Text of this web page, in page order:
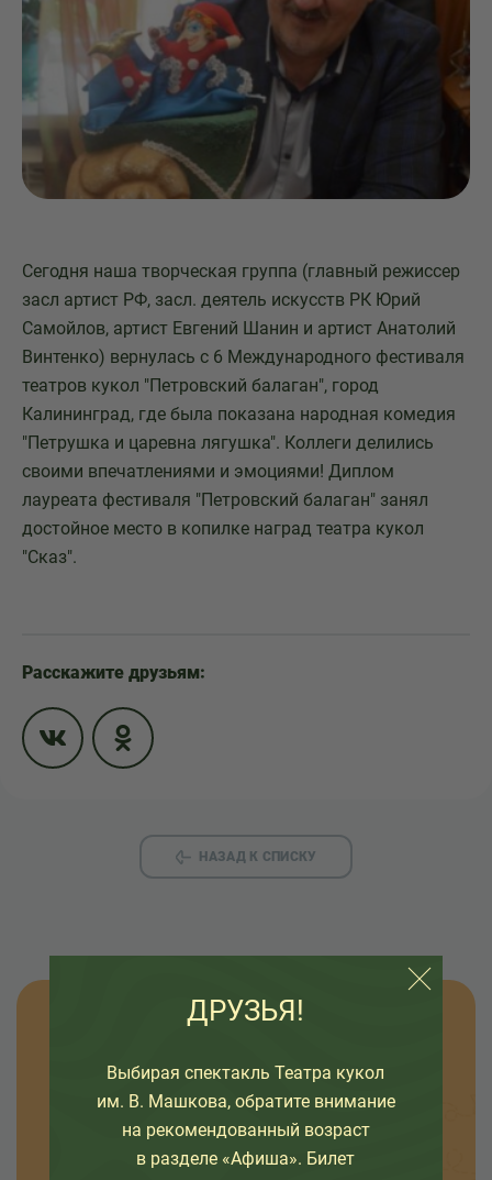
Сегодня наша творческая группа (главный режиссер
засл артист РФ, засл. деятель искусств РК Юрий
Самойлов, артист Евгений Шанин и артист Анатолий
Винтенко) вернулась с 6 Международного фестиваля
театров кукол "Петровский балаган", город
Калининград, где была показана народная комедия
"Петрушка и царевна лягушка". Коллеги делились
своими впечатлениями и эмоциями! Диплом
лауреата фестиваля "Петровский балаган" занял
достойное место в копилке наград театра кукол
"Сказ".
Расскажите друзьям:
НАЗАД К СПИСКУ
Оставьте свой емайл, чтобы узнавать первыми
интересных событиях в жизни театра.
ДРУЗЬЯ!
Выбирая спектакль Театра кукол
им. В. Машкова, обратите внимание
на рекомендованный возраст
в разделе «Афиша». Билет